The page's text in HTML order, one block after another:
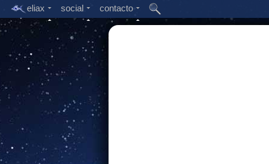
eliax social contacto